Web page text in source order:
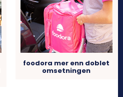
foodora mer enn doblet
omsetningen